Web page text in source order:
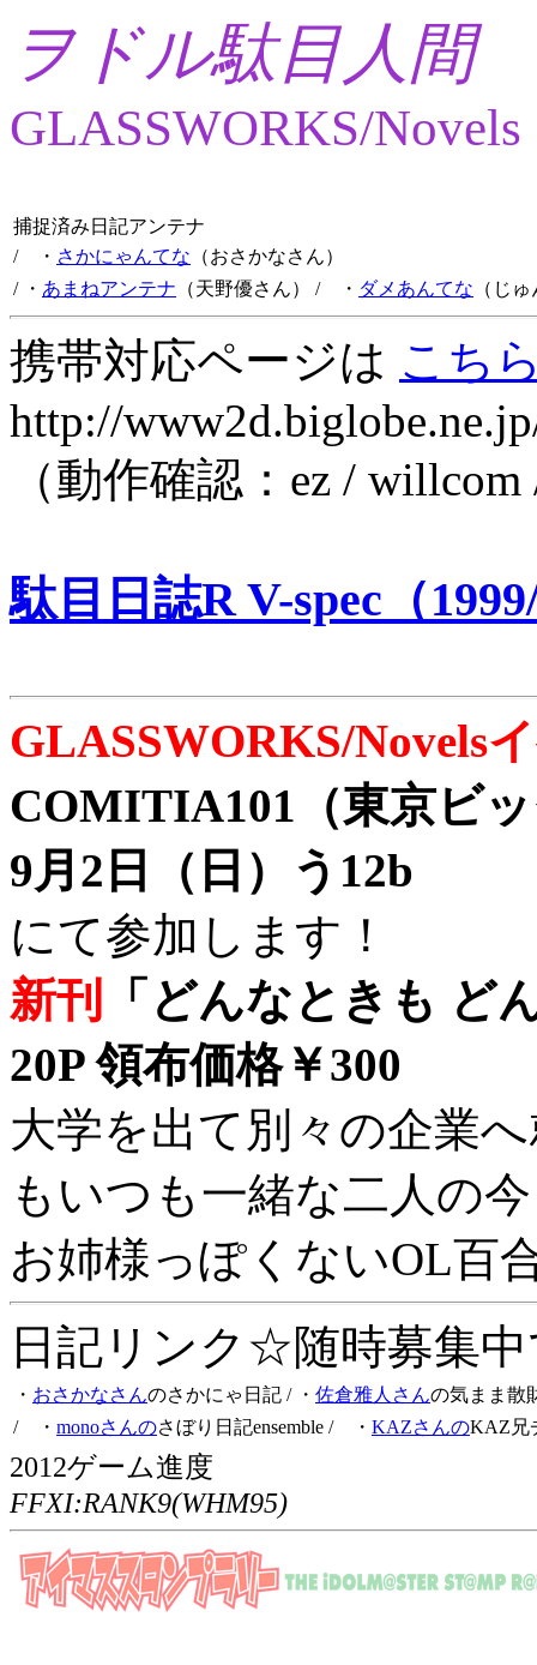
ヲドル駄目人間
GLASSWORKS/Novels
捕捉済み日記アンテナ
/ ・ さかにゃんてな （おさかなさん）
/ ・ あまねアンテナ （天野優さん） / ・ ダメあんてな （じ
携帯対応ページは こち
http://
（動作確認：ez /
駄目日誌R V-spec（
GLASSWORKS/Novels
COMITIA101（東京ビ
9月2日（日）う12b
にて参加します！
新刊
「どんなときも ど
20P 領布価格￥300
大学を出て別々の企業
もいつも一緒な二人の
お姉様っぽくないOL百
日記リンク☆随時募集
・ おさかなさんのさかにゃ日記 / ・ 佐倉雅人さんの気まま散
/ ・ monoさんのさぼり日記ensemble / ・ KAZさんのKAZ兄
2012ゲーム進度
FFXI:RANK9(WHM95)